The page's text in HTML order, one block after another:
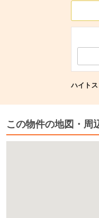
ハイト
この物件の地図・周